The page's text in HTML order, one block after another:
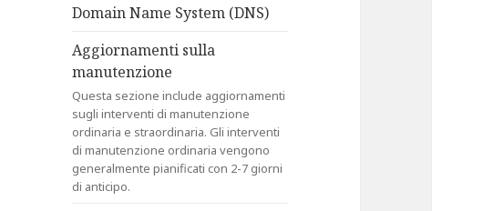
Domain Name System (DNS)
Aggiornamenti sulla
manutenzione
Questa sezione include aggiornamenti
sugli interventi di manutenzione
ordinaria e straordinaria. Gli interventi
di manutenzione ordinaria vengono
generalmente pianificati con 2-7 giorni
di anticipo.